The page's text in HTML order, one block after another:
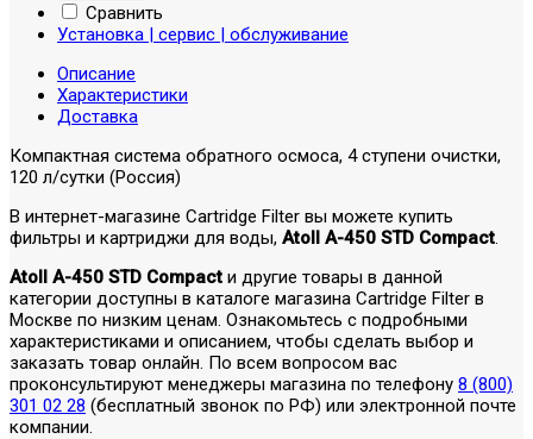
Сравнить
Установка | сервис | обслуживание
Описание
Характеристики
Доставка
Компактная система обратного осмоса, 4 ступени очистки,
120 л/сутки (Россия)
В интернет-магазине Cartridge Filter вы можете купить
фильтры и картриджи для воды, Atoll A-450 STD Compact.
Atoll A-450 STD Compact и другие товары в данной
категории доступны в каталоге магазина Cartridge Filter в
Москве по низким ценам. Ознакомьтесь с подробными
характеристиками и описанием, чтобы сделать выбор и
заказать товар онлайн. По всем вопросом вас
проконсультируют менеджеры магазина по телефону 8 (800)
301 02 28 (бесплатный звонок по РФ) или электронной почте
компании.